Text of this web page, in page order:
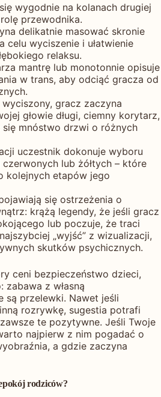
wygodnie na kolanach drugiej
przewodnika.
delikatnie masować skronie
celu wyciszenie i ułatwienie
relaksu.
mantrę lub monotonnie opisuje
w trans, aby odciąć gracza od
wyciszony, gracz zaczyna
głowie długi, ciemny korytarz,
mnóstwo drzwi o różnych
uczestnik dokonuje wyboru
lub żółtych – które
kolejnych etapów jego
się ostrzeżenia o
krążą legendy, że jeśli gracz
lub poczuje, że traci
„wyjść” z wizualizacji,
skutków psychicznych.
ceni bezpieczeństwo dzieci,
zabawa z własną
są przelewki. Nawet jeśli
rozrywkę, sugestia potrafi
te pozytywne. Jeśli Twoje
najpierw z nim pogadać o
a gdzie zaczyna
rodziców?